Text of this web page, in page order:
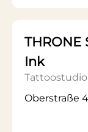
THRONE
Ink
Tattoostudio
Oberstraße